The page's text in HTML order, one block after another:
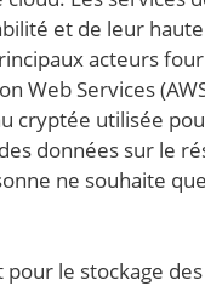
et de leur
acteurs
Web Services
cryptée utilisée
données sur le
ne souhaite
le stockage